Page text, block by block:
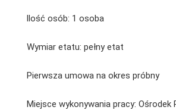
llość osób: 1 osoba
Wymiar etatu: pełny etat
Pierwsza umowa na okres próbny
Miejsce wykonywania pracy: Ośrodek